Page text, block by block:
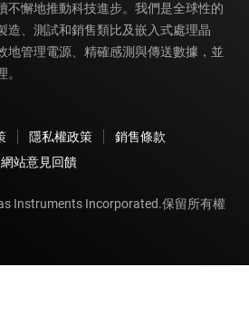
不懈地推動科技進步。我們是全球性的
造、測試和銷售類比及嵌入式處理晶
地管理電源、精確感測與傳送數據，並
隱私權政策
銷售條款
網站意見回饋
Instruments Incorporated.保留所有權